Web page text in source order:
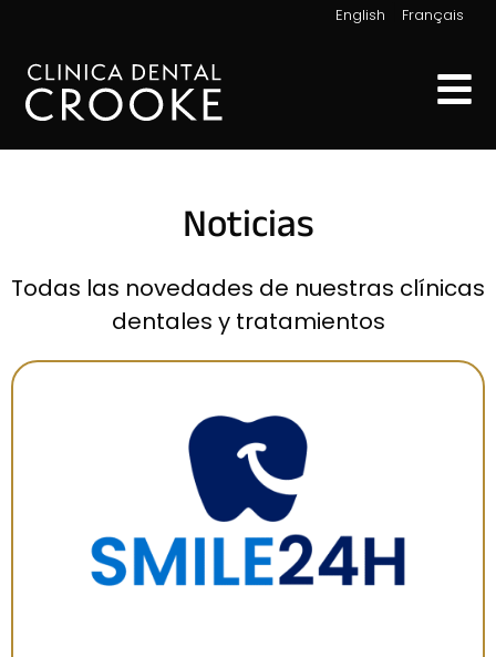
English Français
Noticias
Todas las novedades de nuestras clínicas
dentales y tratamientos